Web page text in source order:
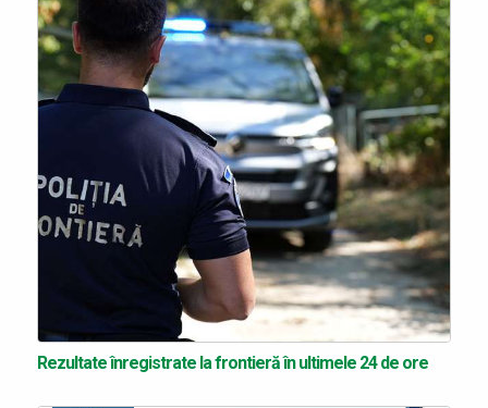
Rezultate înregistrate la frontieră în ultimele 24 de ore